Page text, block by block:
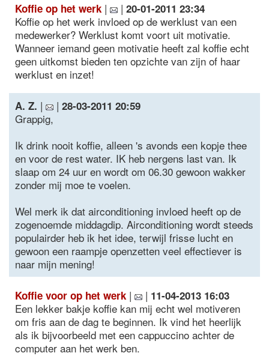
Koffie op het werk | | 20-01-2011 23:34
Koffie op het werk invloed op de werklust van een
medewerker? Werklust komt voort uit motivatie.
Wanneer iemand geen motivatie heeft zal koffie echt
geen uitkomst bieden ten opzichte van zijn of haar
werklust en inzet!
A. Z. | | 28-03-2011 20:59
Grappig,
Ik drink nooit koffie, alleen 's avonds een kopje thee
en voor de rest water. IK heb nergens last van. Ik
slaap om 24 uur en wordt om 06.30 gewoon wakker
zonder mij moe te voelen.
Wel merk ik dat airconditioning invloed heeft op de
zogenoemde middagdip. Airconditioning wordt steeds
populairder heb ik het idee, terwijl frisse lucht en
gewoon een raampje openzetten veel effectiever is
naar mijn mening!
Koffie voor op het werk | | 11-04-2013 16:03
Een lekker bakje koffie kan mij echt wel motiveren
om fris aan de dag te beginnen. Ik vind het heerlijk
als ik bijvoorbeeld met een cappuccino achter de
computer aan het werk ben.